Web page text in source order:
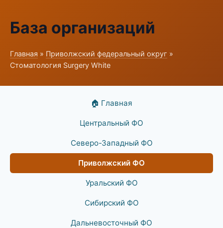
База организаций
Главная » Приволжский федеральный округ »
Стоматология Surgery White
🏠 Главная
Центральный ФО
Северо-Западный ФО
Приволжский ФО
Уральский ФО
Сибирский ФО
Дальневосточный ФО